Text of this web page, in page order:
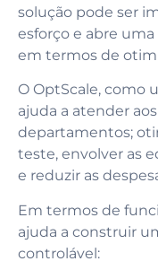
solução pode ser
esforço e abre
em termos de
O OptScale, como
ajuda a atender
departamentos;
teste, envolver as
e reduzir as
Em termos de
ajuda a construir
controlável: